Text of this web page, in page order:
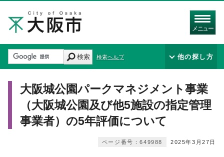
メニュー
検索 検索ヘルプ 他の探し方
大阪城公園パークマネジメント事業
（大阪城公園及び他5施設の指定管理
事業者）の5年評価について
2025年3月27日
ページ番号：649988